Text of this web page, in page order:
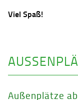
Viel Spaß!
Außenplätze